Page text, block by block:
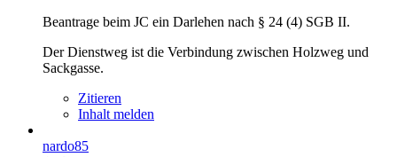
Beantrage beim JC ein Darlehen nach § 24 (4) SGB II.
Der Dienstweg ist die Verbindung zwischen Holzweg und
Sackgasse.
Zitieren
Inhalt melden
nardo85